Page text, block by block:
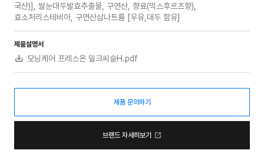
국산)], 쌀눈대두발효추출물, 구연산, 향료(믹스후르츠향),
효소처리스테비아, 구연산삼나트륨 [우유,대두 함유]
제품설명서
모닝케어 프레스온 밀크씨슬H.pdf
제품 문의하기
브랜드 자세히보기